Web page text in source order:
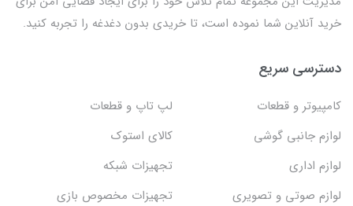
خرید آنلاین شما نموده است، تا خریدی بدون دغدغه را تجربه کنید.
دسترسی سریع
کامپیوتر و قطعات
لپ تاپ و قطعات
لوازم جانبی گوشی
کالای استوک
لوازم اداری
تجهیزات شبکه
لوازم صوتی و تصویری
تجهیزات مخصوص بازی